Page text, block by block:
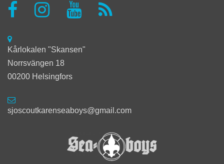
Kårlokalen "Skansen"
Norrsvängen 18
00200 Helsingfors
sjoscoutkarenseaboys@gmail.com